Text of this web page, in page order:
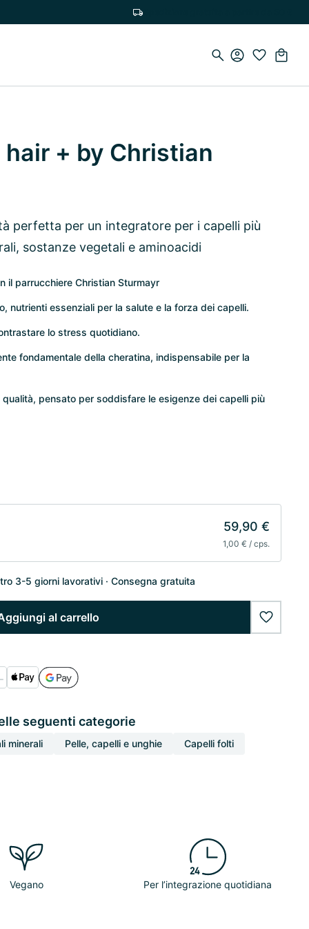
+ by Christian
perfetta per un integratore per i capelli più
sostanze vegetali e aminoacidi
il parrucchiere Christian Sturmayr
nutrienti essenziali per la salute e la forza dei capelli.
lo stress quotidiano.
fondamentale della cheratina, indispensabile per la
pensato per soddisfare le esigenze dei capelli più
59,90 €
1,00 € / cps.
3-5 giorni lavorativi Consegna gratuita
al carrello
seguenti categorie
minerali Pelle, capelli e unghie Capelli folti
Vegano Per l’integrazione quotidiana